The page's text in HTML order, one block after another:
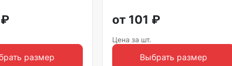
₽
размер
от 101 ₽
Цена за шт.
Выбрать размер